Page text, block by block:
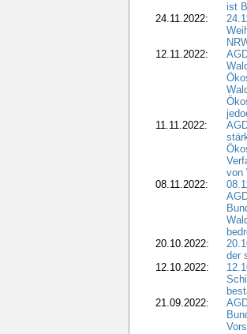
ist
24.11.2022:
12.11.2022:
11.11.2022:
von
08.11.2022:
20.10.2022:
der
12.10.2022:
21.09.2022: